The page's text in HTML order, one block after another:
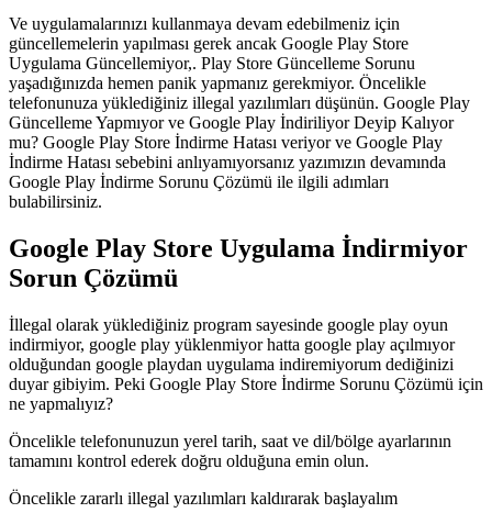
Ve uygulamalarınızı kullanmaya devam edebilmeniz için
güncellemelerin yapılması gerek ancak Google Play Store
Uygulama Güncellemiyor,. Play Store Güncelleme Sorunu
yaşadığınızda hemen panik yapmanız gerekmiyor. Öncelikle
telefonunuza yüklediğiniz illegal yazılımları düşünün. Google Play
Güncelleme Yapmıyor ve Google Play İndiriliyor Deyip Kalıyor
mu? Google Play Store İndirme Hatası veriyor ve Google Play
İndirme Hatası sebebini anlıyamıyorsanız yazımızın devamında
Google Play İndirme Sorunu Çözümü ile ilgili adımları
bulabilirsiniz.
Google Play Store Uygulama İndirmiyor
Sorun Çözümü
İllegal olarak yüklediğiniz program sayesinde google play oyun
indirmiyor, google play yüklenmiyor hatta google play açılmıyor
olduğundan google playdan uygulama indiremiyorum dediğinizi
duyar gibiyim. Peki Google Play Store İndirme Sorunu Çözümü için
ne yapmalıyız?
Öncelikle telefonunuzun yerel tarih, saat ve dil/bölge ayarlarının
tamamını kontrol ederek doğru olduğuna emin olun.
Öncelikle zararlı illegal yazılımları kaldırarak başlayalım